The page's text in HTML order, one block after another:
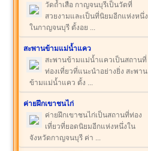
วัดถ้ำเสือ กาญจนบุรีเป็นวัดที่
สวยงามและเป็นที่นิยมอีกแห่งหนึ่ง
ในกาญจนบุรี ตั้งอย ...
สะพานข้ามแม่น้ำแคว
สะพานข้ามแม่น้ำแควเป็นสถานที่
ท่องเที่ยวที่แนะนำอย่างยิ่ง สะพาน
ข้ามแม่น้ำแคว ตั้ง ...
ค่ายฝึกเขาชนไก่
ค่ายฝึกเขาชนไก่เป็นสถานที่ท่อง
เที่ยวที่ยอดนิยมอีกแห่งหนึ่งใน
จังหวัดกาญจนบุรี ค่า ...